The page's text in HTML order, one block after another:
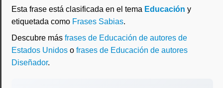
Esta frase está clasificada en el tema Educación y
etiquetada como Frases Sabias.
Descubre más frases de Educación de autores de
Estados Unidos o frases de Educación de autores
Diseñador.